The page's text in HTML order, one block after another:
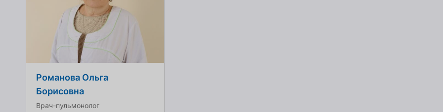
Романова Ольга
Борисовна
Врач-пульмонолог